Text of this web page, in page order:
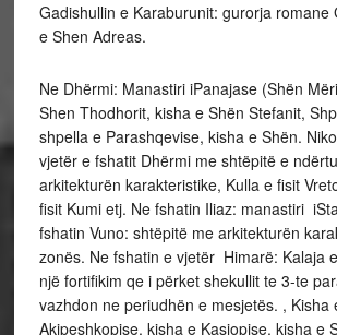
Gadishullin e Karaburunit: gurorja romane
e Shen Adreas.
Ne Dhërmi: Manastiri iPanajase (Shën
Shen Thodhorit, kisha e Shën Stefanit,
shpella e Parashqevise, kisha e Shën.
vjetër e fshatit Dhërmi me shtëpitë e
arkitekturën karakteristike, Kulla e fisit
fisit Kumi etj. Ne fshatin Iliaz: manastiri
fshatin Vuno: shtëpitë me arkitekturën
zonës. Ne fshatin e vjetër Himarë: Kalaja
një fortifikim qe i përket shekullit te 3-te
vazhdon ne periudhën e mesjetës. , Kisha
Akipeshkopise, kisha e Kasiopise, kisha e